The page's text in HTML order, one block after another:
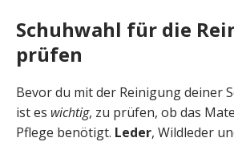
Schuhwahl für die
prüfen
Bevor du mit der Reinigung deiner
ist es wichtig, zu prüfen, ob das
Pflege benötigt. Leder, Wildleder